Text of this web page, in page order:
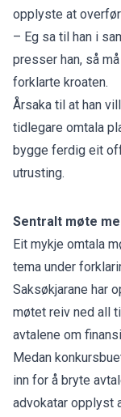
opplyste at
– Eg sa til han i
presser han, så
forklarte kroaten.
Årsaka til at han
tidlegare omtala
bygge ferdig eit
utrusting.
Sentralt møte
Eit mykje omtala
tema under
Saksøkjarane har
møtet reiv ned all
avtalene om
Medan
inn for å bryte
advokatar opplyst